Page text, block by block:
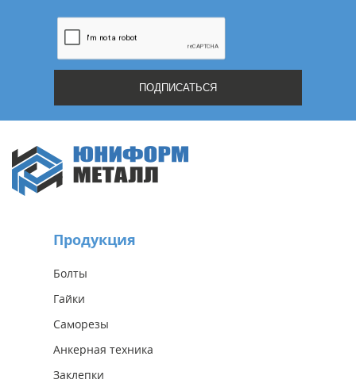
Продукция
Болты
Гайки
Саморезы
Анкерная техника
Заклепки